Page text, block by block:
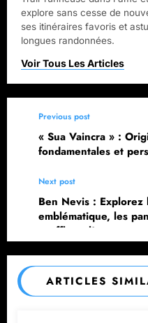
explore sans cesse de
ses itinéraires favoris et
longues randonnées.
Previous post
« Sua Vaincra » :
fondamentales et
Next post
Ben Nevis : Explorez
emblématique, les
souffle et l’aventure
écossais
ARTICLES